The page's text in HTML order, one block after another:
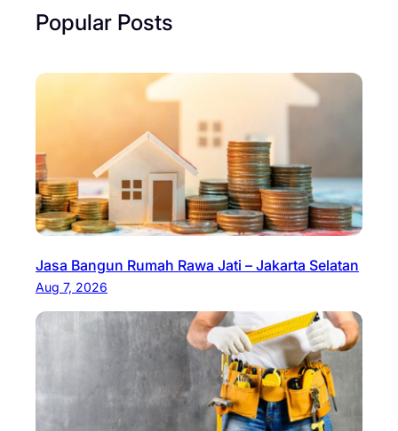
Popular Posts
Jasa Bangun Rumah Rawa Jati – Jakarta Selatan
Aug 7, 2026